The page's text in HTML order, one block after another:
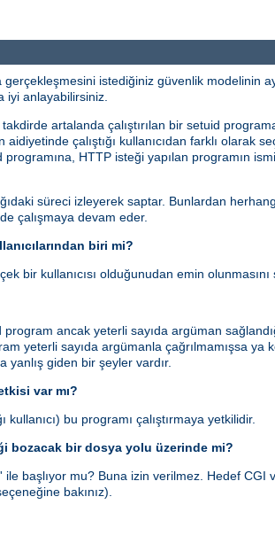
istediğiniz güvenlik modelinin
iyi anlayabilirsiniz.
artalanda çalıştırılan bir setuid
çalıştığı kullanıcıdan farklı olarak
HTTP isteği yapılan programın
süreci izleyerek saptar. Bunlardan
çalışmaya devam eder.
biri mi?
bir kullanıcısı olduğunudan emin olunmasını
ancak yeterli sayıda argüman
yeterli sayıda argümanla çağrılmamışsa ya
yanlış giden bir şeyler vardır.
var mı?
kullanıcı) bu programı çalıştırmaya yetkilidir.
bozacak bir dosya yolu üzerinde mi?
başlıyor mu? Buna izin verilmez. Hedef CGI
bakınız).